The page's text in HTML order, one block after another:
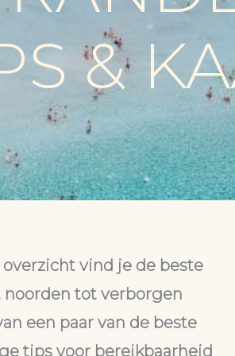
&
vind je de beste
noorden tot verborgen
een paar van de beste
tips voor bereikbaarheid